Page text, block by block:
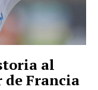
al
Francia